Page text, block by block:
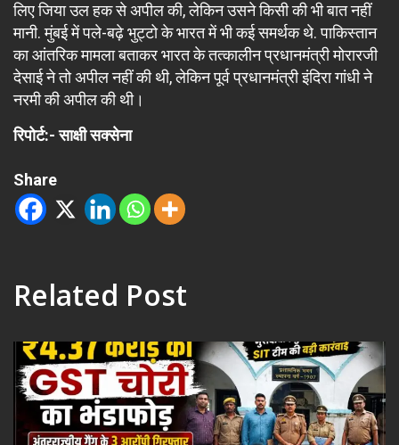
लिए जिया उल हक से अपील की, लेकिन उसने किसी की भी बात नहीं
मानी. मुंबई में पले-बढ़े भुट्टो के भारत में भी कई समर्थक थे. पाकिस्तान
का आंतरिक मामला बताकर भारत के तत्कालीन प्रधानमंत्री मोरारजी
देसाई ने तो अपील नहीं की थी, लेकिन पूर्व प्रधानमंत्री इंदिरा गांधी ने
नरमी की अपील की थी।
रिपोर्ट:- साक्षी सक्सेना
Share
Related Post